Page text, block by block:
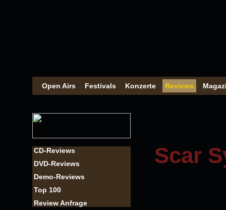
Open Airs Festivals Konzerte Reviews
CD-Reviews
DVD-Reviews
Demo-Reviews
Top 100
Review Anfrage
Scar